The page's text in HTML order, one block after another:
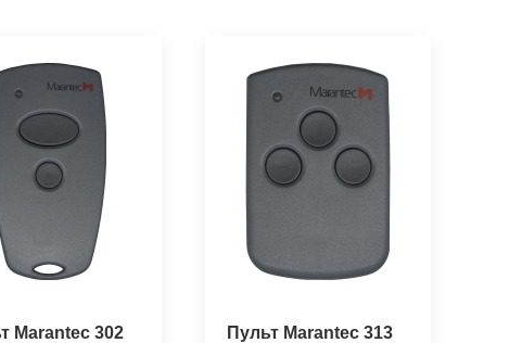
Marantec 302
Пульт Marantec 313